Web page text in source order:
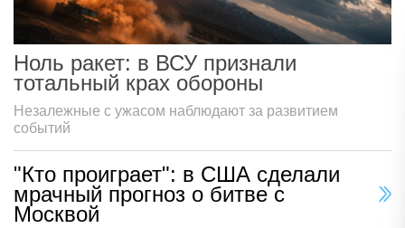
Ноль ракет: в ВСУ признали
тотальный крах обороны
Незалежные с ужасом наблюдают за развитием
событий
"Кто проиграет": в США сделали
мрачный прогноз о битве с
Москвой